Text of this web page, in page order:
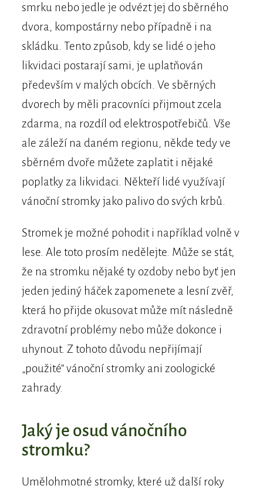
smrku nebo jedle je odvézt jej do sběrného
dvora, kompostárny nebo případně i na
skládku. Tento způsob, kdy se lidé o jeho
likvidaci postarají sami, je uplatňován
především v malých obcích. Ve sběrných
dvorech by měli pracovníci přijmout zcela
zdarma, na rozdíl od elektrospotřebičů. Vše
ale záleží na daném regionu, někde tedy ve
sběrném dvoře můžete zaplatit i nějaké
poplatky za likvidaci. Někteří lidé využívají
vánoční stromky jako palivo do svých krbů.
Stromek je možné pohodit i například volně v
lese. Ale toto prosím nedělejte. Může se stát,
že na stromku nějaké ty ozdoby nebo byť jen
jeden jediný háček zapomenete a lesní zvěř,
která ho přijde okusovat může mít následně
zdravotní problémy nebo může dokonce i
uhynout. Z tohoto důvodu nepřijímají
„použité“ vánoční stromky ani zoologické
zahrady.
Jaký je osud vánočního
stromku?
Umělohmotné stromky, které už další roky